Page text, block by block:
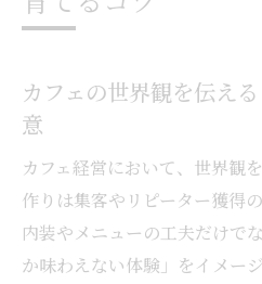
カフェの世界観を伝え
意
カフェ経営において、世界観
作りは集客やリピーター獲得
内装やメニューの工夫だけで
か味わえない体験」をイメー